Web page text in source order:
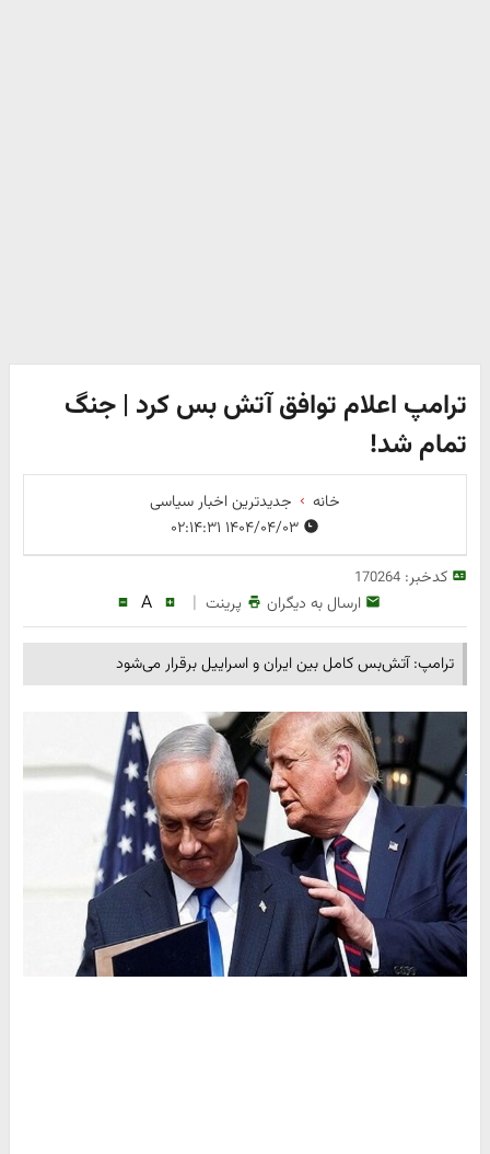
ترامپ اعلام توافق آتش بس کرد | جنگ
تمام شد!
خانه
جدیدترین اخبار سیاسی
کدخبر:170264
ارسال به دیگران پرینت |
A
ترامپ: آتش‌بس کامل بین ایران و اسراییل برقرار می‌شود